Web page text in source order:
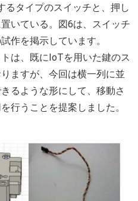
るタイプのスイッチと、押し
いている。図6は、スイッチ
作を掲示しています。
は、既にIoTを用いた鍵のス
ますが、今回は横一列に並
るような形にして、移動さ
行うことを提案しました。